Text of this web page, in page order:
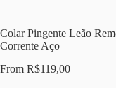
Colar Pingente Leão
Corrente Aço
From R$119,00